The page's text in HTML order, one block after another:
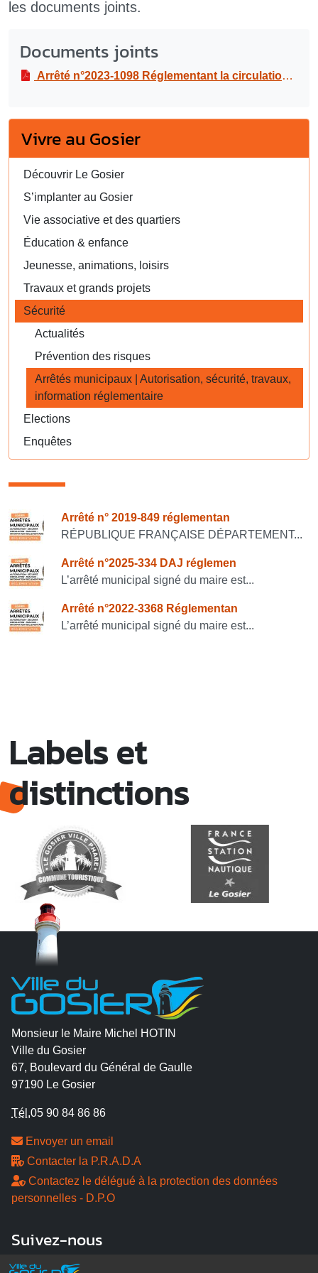
les documents joints.
Documents joints
Arrêté n°2023-1098 Réglementant la circulation et le stationnement à l’occasion de la manifestation cycliste “72ème tour cycliste International de la Guadeloupe UCI 2.2”, le samedi 05 et le dimanche 13 août 2023
Vivre au Gosier
Découvrir Le Gosier
S’implanter au Gosier
Vie associative et des quartiers
Éducation & enfance
Jeunesse, animations, loisirs
Travaux et grands projets
Sécurité
Actualités
Prévention des risques
Arrêtés municipaux | Autorisation, sécurité, travaux,
information réglementaire
Elections
Enquêtes
Consulter également
Arrêté n° 2019-849 réglementan
RÉPUBLIQUE FRANÇAISE DÉPARTEMENT...
Arrêté n°2025-334 DAJ réglemen
L’arrêté municipal signé du maire est...
Arrêté n°2022-3368 Réglementan
L’arrêté municipal signé du maire est...
Labels et
distinctions
Monsieur le Maire Michel HOTIN
Ville du Gosier
67, Boulevard du Général de Gaulle
97190 Le Gosier
Tél.05 90 84 86 86
Envoyer un email
Contacter la P.R.A.D.A
Contactez le délégué à la protection des données
personnelles - D.P.O
Suivez-nous